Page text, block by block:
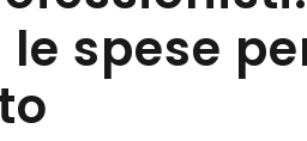
spese